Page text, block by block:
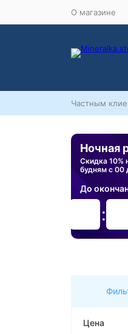
О магазине
Частным
Ночная
Скидка 10%
будням с 00
До
Цена